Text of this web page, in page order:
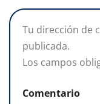
Tu dirección de
publicada.
Los campos
Comentario